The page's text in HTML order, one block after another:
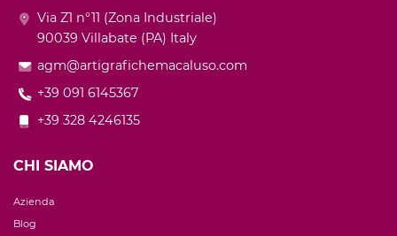
Via Z1 n°11 (Zona Industriale)
90039 Villabate (PA) Italy
agm@artigrafichemacaluso.com
+39 091 6145367
+39 328 4246135
CHI SIAMO
Azienda
Blog